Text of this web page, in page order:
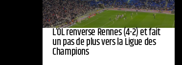
L’OL renverse Rennes (4-2) et fait
un pas de plus vers la Ligue des
Champions